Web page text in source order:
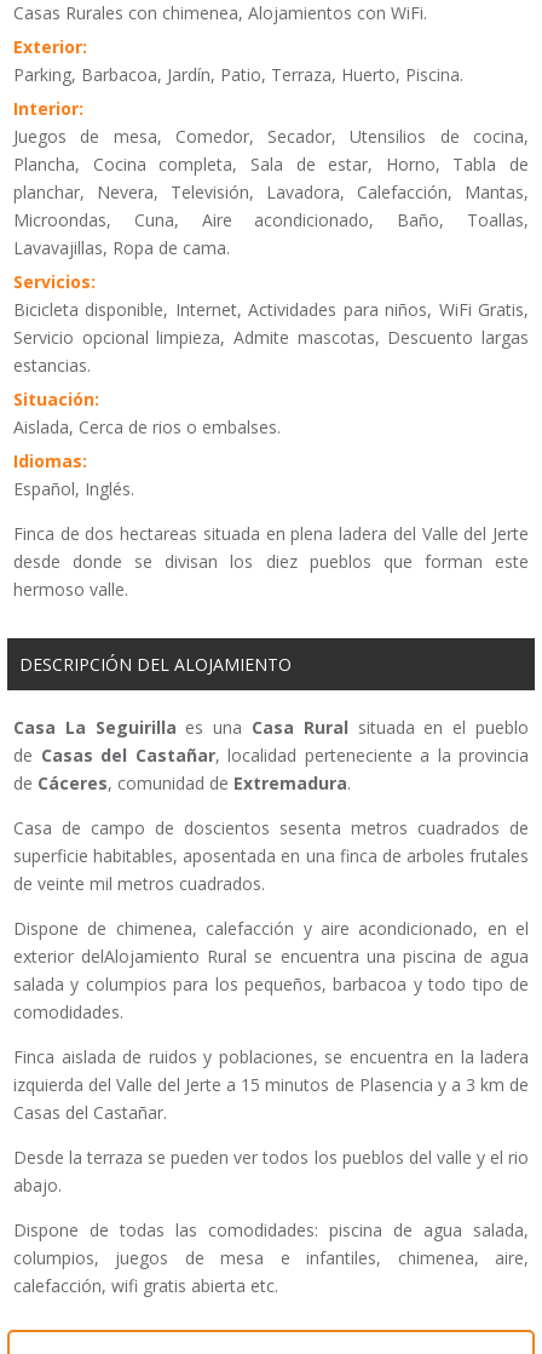
Casas Rurales con chimenea, Alojamientos con WiFi.
Exterior:
Parking, Barbacoa, Jardín, Patio, Terraza, Huerto, Piscina.
Interior:
Juegos de mesa, Comedor, Secador, Utensilios de cocina,
Plancha, Cocina completa, Sala de estar, Horno, Tabla de
planchar, Nevera, Televisión, Lavadora, Calefacción, Mantas,
Microondas, Cuna, Aire acondicionado, Baño, Toallas,
Lavavajillas, Ropa de cama.
Servicios:
Bicicleta disponible, Internet, Actividades para niños, WiFi Gratis,
Servicio opcional limpieza, Admite mascotas, Descuento largas
estancias.
Situación:
Aislada, Cerca de rios o embalses.
Idiomas:
Español, Inglés.
Finca de dos hectareas situada en plena ladera del Valle del Jerte
desde donde se divisan los diez pueblos que forman este
hermoso valle.
DESCRIPCIÓN DEL ALOJAMIENTO
Casa La Seguirilla es una Casa Rural situada en el pueblo
de Casas del Castañar, localidad perteneciente a la provincia
de Cáceres, comunidad de Extremadura.
Casa de campo de doscientos sesenta metros cuadrados de
superficie habitables, aposentada en una finca de arboles frutales
de veinte mil metros cuadrados.
Dispone de chimenea, calefacción y aire acondicionado, en el
exterior delAlojamiento Rural se encuentra una piscina de agua
salada y columpios para los pequeños, barbacoa y todo tipo de
comodidades.
Finca aislada de ruidos y poblaciones, se encuentra en la ladera
izquierda del Valle del Jerte a 15 minutos de Plasencia y a 3 km de
Casas del Castañar.
Desde la terraza se pueden ver todos los pueblos del valle y el rio
abajo.
Dispone de todas las comodidades: piscina de agua salada,
columpios, juegos de mesa e infantiles, chimenea, aire,
calefacción, wifi gratis abierta etc.